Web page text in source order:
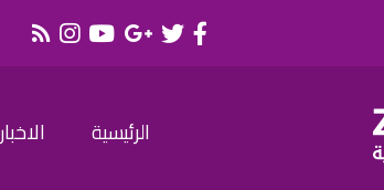
الرئيسية الاخبار